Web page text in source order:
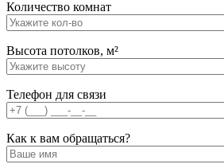
Количество комнат
Высота потолков, м²
Телефон для связи
Как к вам обращаться?